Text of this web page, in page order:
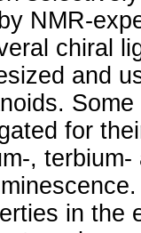
NMR-
chiral
and
for
,
in the